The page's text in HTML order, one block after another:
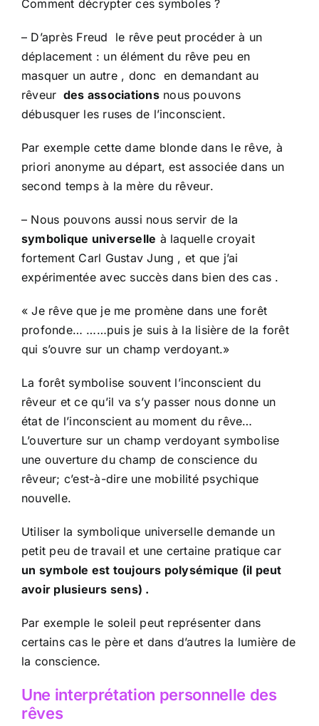
Comment décrypter ces symboles ?
– D’après Freud le rêve peut procéder à un
déplacement : un élément du rêve peu en
masquer un autre , donc en demandant au
rêveur des associationsnous pouvons
débusquer les ruses de l’inconscient.
Par exemple cette dame blonde dans le rêve, à
priori anonyme au départ, est associée dans un
second temps à la mère du rêveur.
– Nous pouvons aussi nous servir de la
symbolique universelle à laquelle croyait
fortement Carl Gustav Jung , et que j’ai
expérimentée avec succès dans bien des cas .
« Je rêve que je me promène dans une forêt
profonde… ……puis je suis à la lisière de la forêt
qui s’ouvre sur un champ verdoyant.»
La forêt symbolise souvent l’inconscient du
rêveur et ce qu’il va s’y passer nous donne un
état de l’inconscient au moment du rêve…
L’ouverture sur un champ verdoyant symbolise
une ouverture du champ de conscience du
rêveur; c’est-à-dire une mobilité psychique
nouvelle.
Utiliser la symbolique universelle demande un
petit peu de travail et une certaine pratique car
un symbole est toujours polysémique (il peut
avoir plusieurs sens) .
Par exemple le soleil peut représenter dans
certains cas le père et dans d’autres la lumière de
la conscience.
Une interprétation personnelle des
rêves